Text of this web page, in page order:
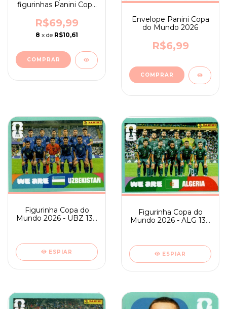
figurinhas Panini Copa
10 envelopes
R$69,99
8 x de R$10,61
Envelope Panini Copa
do Mundo 2026
R$6,99
Figurinha Copa do
Mundo 2026 - UBZ 13 -
ESPIAR
Figurinha Copa do
Mundo 2026 - ALG 13 -
ESPIAR